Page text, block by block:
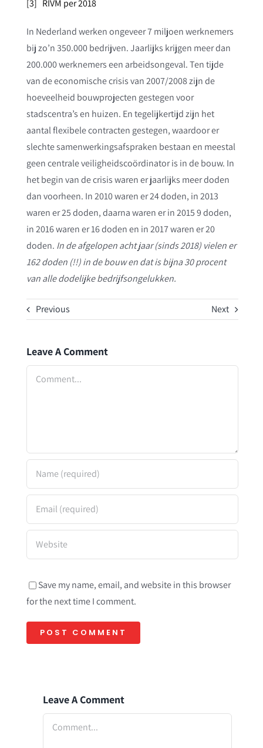
[3] RIVM per 2018
In Nederland werken ongeveer 7 miljoen werknemers
bij zo’n 350.000 bedrijven. Jaarlijks krijgen meer dan
200.000 werknemers een arbeidsongeval. Ten tijde
van de economische crisis van 2007/2008 zijn de
hoeveelheid bouwprojecten gestegen voor
stadscentra’s en huizen. En tegelijkertijd zijn het
aantal flexibele contracten gestegen, waardoor er
slechte samenwerkingsafspraken bestaan en meestal
geen centrale veiligheidscoördinator is in de bouw. In
het begin van de crisis waren er jaarlijks meer doden
dan voorheen. In 2010 waren er 24 doden, in 2013
waren er 25 doden, daarna waren er in 2015 9 doden,
in 2016 waren er 16 doden en in 2017 waren er 20
doden. In de afgelopen acht jaar (sinds 2018) vielen er
162 doden (!!) in de bouw en dat is bijna 30 procent
van alle dodelijke bedrijfsongelukken.
Previous Next
Leave A Comment
Save my name, email, and website in this browser
for the next time I comment.
Leave A Comment